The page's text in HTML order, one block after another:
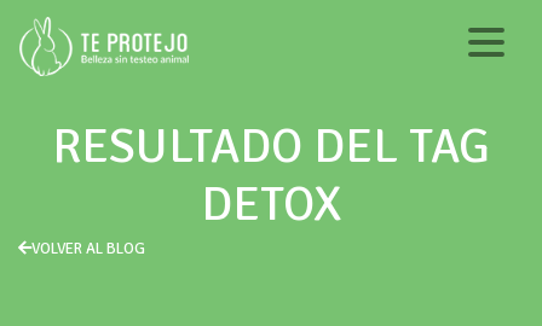
RESULTADO DEL TAG
DETOX
VOLVER AL BLOG